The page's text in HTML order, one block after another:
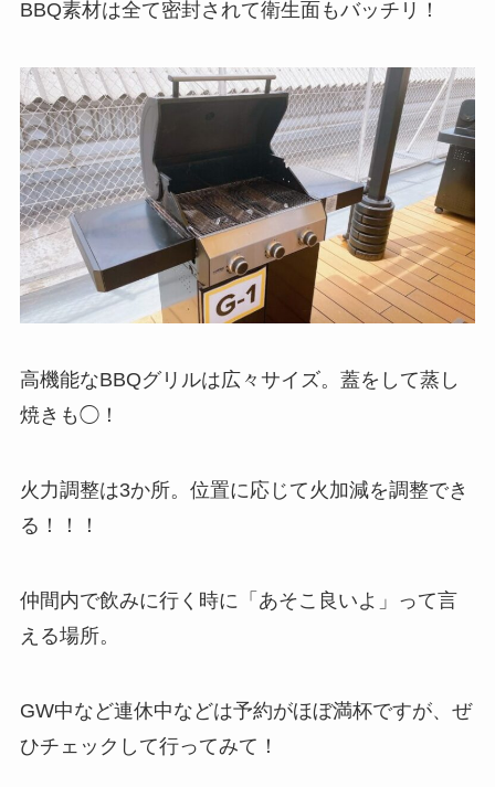
BBQ素材は全て密封されて衛生面もバッチリ！
高機能なBBQグリルは広々サイズ。蓋をして蒸し
焼きも◯！
火力調整は3か所。位置に応じて火加減を調整でき
る！！！
仲間内で飲みに行く時に「あそこ良いよ」って言
える場所。
GW中など連休中などは予約がほぼ満杯ですが、ぜ
ひチェックして行ってみて！